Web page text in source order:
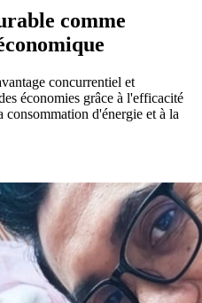
comme
concurrentiel et
économies grâce à l'efficacité
d'énergie et à la